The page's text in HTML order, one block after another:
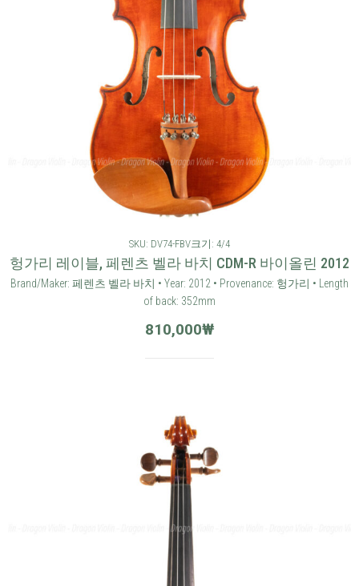
SKU: DV74-FBV크기: 4/4
헝가리 레이블, 페렌츠 벨라 바치 CDM-R 바이올린 2012
Brand/Maker: 페렌츠 벨라 바치 • Year: 2012 • Provenance: 헝가리 • Length
of back: 352mm
810,000₩